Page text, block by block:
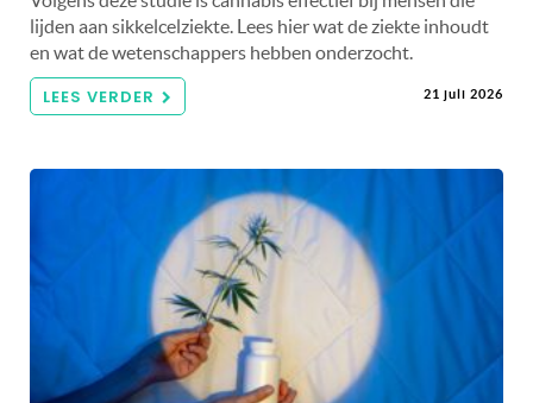
lijden aan sikkelcelziekte. Lees hier wat de ziekte inhoudt
en wat de wetenschappers hebben onderzocht.
LEES VERDER 21 juli 2026